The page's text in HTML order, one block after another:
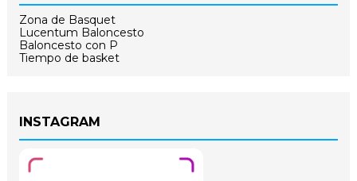
Zona de Basquet
Lucentum Baloncesto
Baloncesto con P
Tiempo de basket
INSTAGRAM